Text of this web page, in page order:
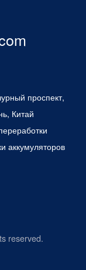
проспект,
Китай
аккумуляторов
reserved.